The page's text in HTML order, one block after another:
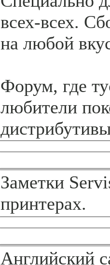
всех-всех.
на любой
Форум, где
любители
Заметки
принтерах.
Английский